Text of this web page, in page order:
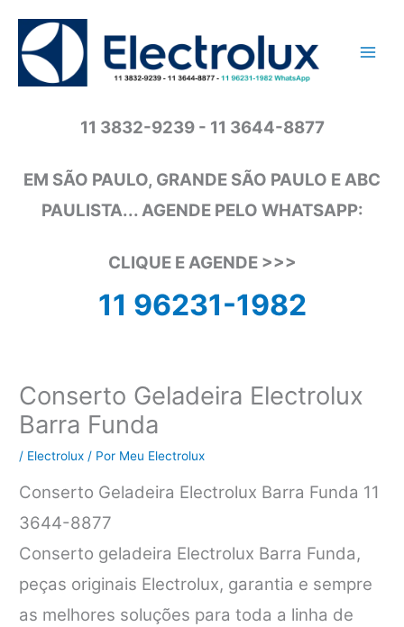
conteúdo
11 3832-9239 - 11 3644-8877
EM SÃO PAULO, GRANDE SÃO PAULO E ABC
PAULISTA... AGENDE PELO WHATSAPP:
CLIQUE E AGENDE >>>
11 96231-1982
Conserto Geladeira Electrolux
Barra Funda
/ Electrolux / Por Meu Electrolux
Conserto Geladeira Electrolux Barra Funda 11
3644-8877
Conserto geladeira Electrolux Barra Funda,
peças originais Electrolux, garantia e sempre
as melhores soluções para toda a linha de